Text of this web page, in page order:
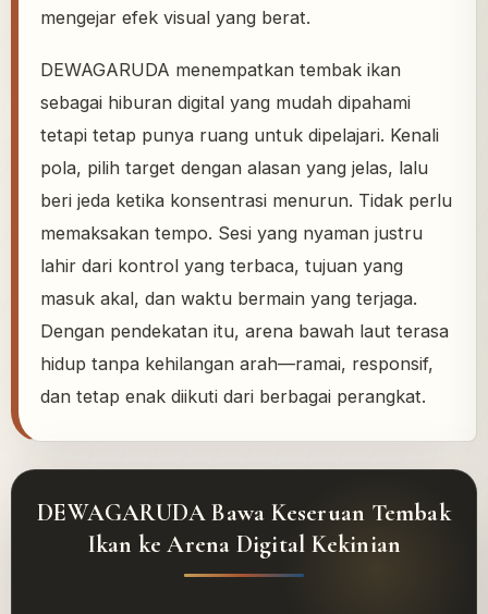
mengejar efek visual yang berat.
DEWAGARUDA menempatkan tembak ikan
sebagai hiburan digital yang mudah dipahami
tetapi tetap punya ruang untuk dipelajari. Kenali
pola, pilih target dengan alasan yang jelas, lalu
beri jeda ketika konsentrasi menurun. Tidak perlu
memaksakan tempo. Sesi yang nyaman justru
lahir dari kontrol yang terbaca, tujuan yang
masuk akal, dan waktu bermain yang terjaga.
Dengan pendekatan itu, arena bawah laut terasa
hidup tanpa kehilangan arah—ramai, responsif,
dan tetap enak diikuti dari berbagai perangkat.
DEWAGARUDA Bawa Keseruan Tembak
Ikan ke Arena Digital Kekinian